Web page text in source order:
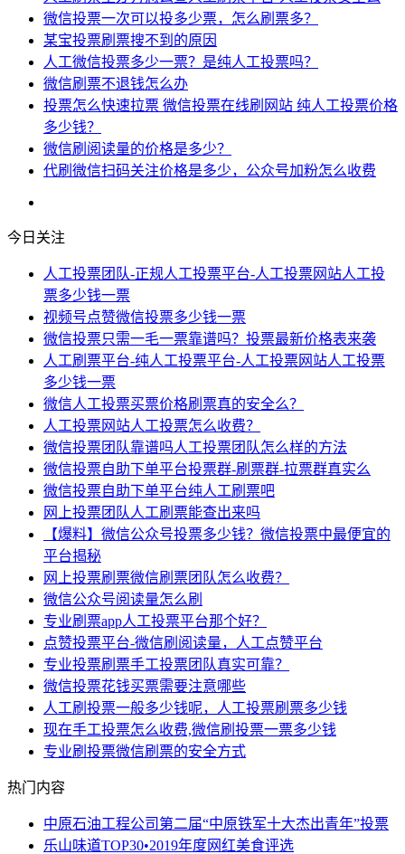
微信投票一次可以投多少票，怎么刷票多？
某宝投票刷票搜不到的原因
人工微信投票多少一票？是纯人工投票吗？
微信刷票不退钱怎么办
投票怎么快速拉票 微信投票在线刷网站 纯人工投票价格
多少钱？
微信刷阅读量的价格是多少？
代刷微信扫码关注价格是多少，公众号加粉怎么收费
今日关注
人工投票团队-正规人工投票平台-人工投票网站人工投
票多少钱一票
视频号点赞微信投票多少钱一票
微信投票只需一毛一票靠谱吗？投票最新价格表来袭
人工刷票平台-纯人工投票平台-人工投票网站人工投票
多少钱一票
微信人工投票买票价格刷票真的安全么？
人工投票网站人工投票怎么收费？
微信投票团队靠谱吗人工投票团队怎么样的方法
微信投票自助下单平台投票群-刷票群-拉票群真实么
微信投票自助下单平台纯人工刷票吧
网上投票团队人工刷票能查出来吗
【爆料】微信公众号投票多少钱？微信投票中最便宜的
平台揭秘
网上投票刷票微信刷票团队怎么收费？
微信公众号阅读量怎么刷
专业刷票app人工投票平台那个好？
点赞投票平台-微信刷阅读量，人工点赞平台
专业投票刷票手工投票团队真实可靠？
微信投票花钱买票需要注意哪些
人工刷投票一般多少钱呢，人工投票刷票多少钱
现在手工投票怎么收费,微信刷投票一票多少钱
专业刷投票微信刷票的安全方式
热门内容
中原石油工程公司第二届“中原铁军十大杰出青年”投票
乐山味道TOP30•2019年度网红美食评选